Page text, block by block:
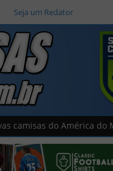
Seja um Redator
do América do México